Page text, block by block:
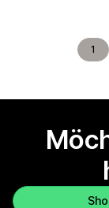
1